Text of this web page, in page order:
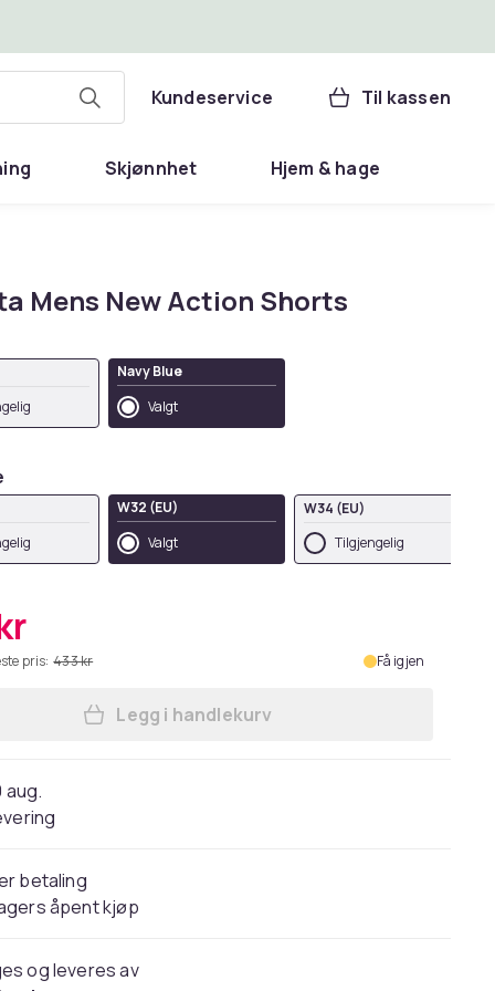
Kundeservice Til kassen
Skjønnhet Hjem & hage
Mens New Action Shorts
Navy Blue
Valgt
W32 (EU)
Valgt
W34 (EU)
Tilgjengelig
pris: 433 kr Få igjen
Legg Regatta Mens New Action
Legg i handlekurv
aug.
betaling
åpent kjøp
og leveres av